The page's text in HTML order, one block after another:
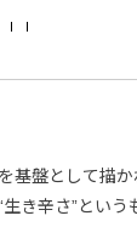
基盤として描か
き辛さ”という